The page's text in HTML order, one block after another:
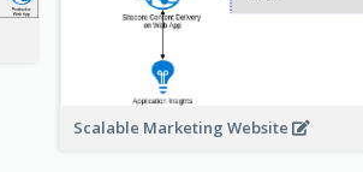
Scalable Marketing Website